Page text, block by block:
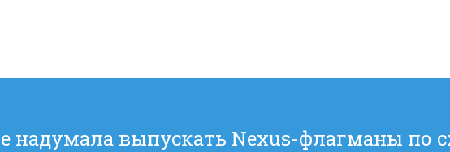
надумала выпускать Nexus-флагманы по